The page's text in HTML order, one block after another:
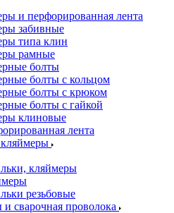
и перфорированная лента
забивные
типа клин
рамные
болты
болты с кольцом
болты с крюком
болты с гайкой
клиновые
лента
кляймеры
резьбовые
сварочная проволока